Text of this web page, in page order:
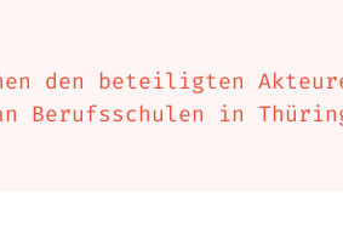
den beteiligten
Berufsschulen in